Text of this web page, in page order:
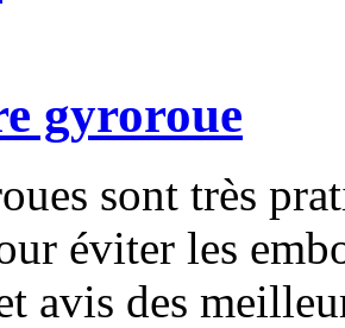
gyroroue
sont très
éviter les
avis des